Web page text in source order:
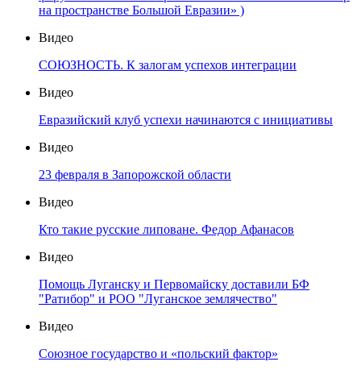
на пространстве Большой Евразии» )
Видео
СОЮЗНОСТЬ. К залогам успехов интеграции
Видео
Евразийский клуб успехи начинаются с инициативы
Видео
23 февраля в Запорожской области
Видео
Кто такие русские липоване. Федор Афанасов
Видео
Помощь Луганску и Первомайску доставили БФ
"Ратибор" и РОО "Луганское землячество"
Видео
Союзное государство и «польский фактор»